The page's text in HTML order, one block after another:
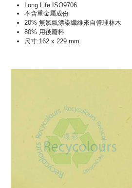
Long Life ISO9706
不含重金屬成份
20% 無氯氣漂染纖維來自管理林木
80% 用後廢料
尺寸:162 x 229 mm